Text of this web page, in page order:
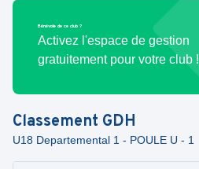
Bénévole de ce club ?
Activez l'espace de gestion
gratuitement pour votre club !
Classement GDH
U18 Departemental 1 - POULE U - 1